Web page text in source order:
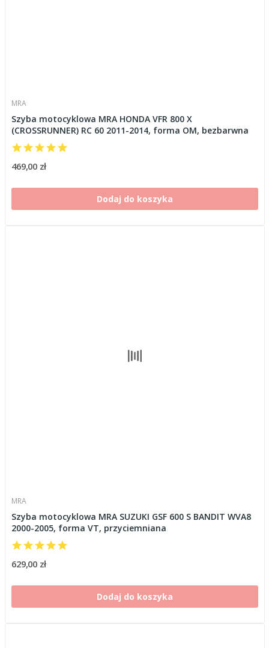
MRA
Szyba motocyklowa MRA HONDA VFR 800 X
(CROSSRUNNER) RC 60 2011-2014, forma OM, bezbarwna
469,00 zł
Dodaj do koszyka
MRA
Szyba motocyklowa MRA SUZUKI GSF 600 S BANDIT WVA8
2000-2005, forma VT, przyciemniana
629,00 zł
Dodaj do koszyka